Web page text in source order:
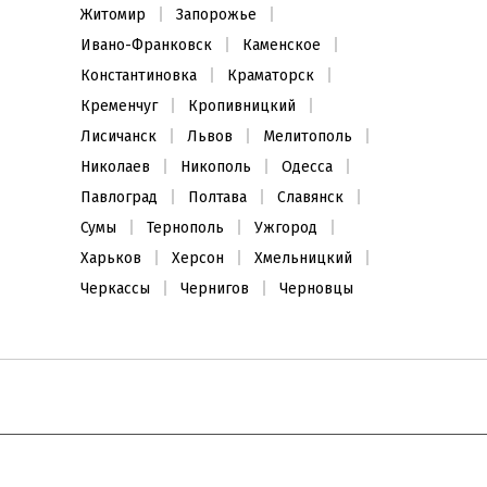
Житомир
Запорожье
Ивано-Франковск
Каменское
Константиновка
Краматорск
Кременчуг
Кропивницкий
Лисичанск
Львов
Мелитополь
Николаев
Никополь
Одесса
Павлоград
Полтава
Славянск
Сумы
Тернополь
Ужгород
Харьков
Херсон
Хмельницкий
Черкассы
Чернигов Черновцы